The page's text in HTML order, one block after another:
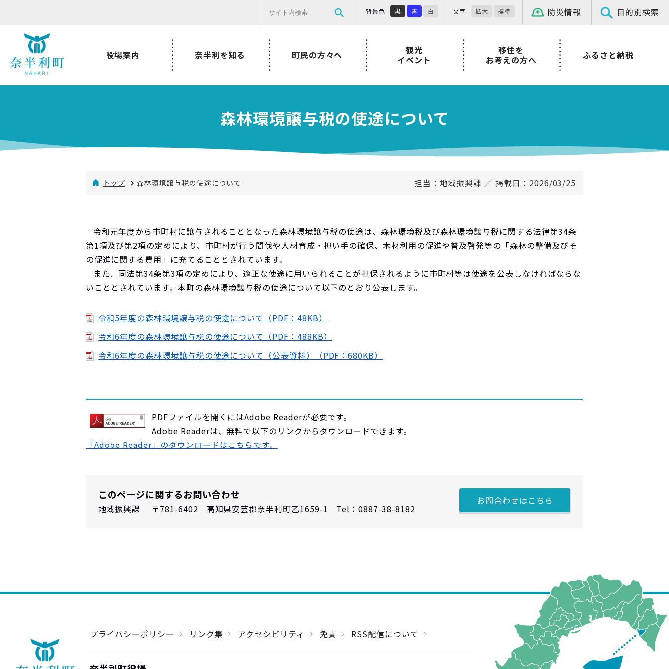
背景色 黒 青 白 文字 拡大 標準 防災情報 目的別検索
役場案内 奈半利を知る 町民の方々へ
観光
イベント
移住を
お考えの方へ
ふるさと納税
森林環境譲与税の使途について
トップ 森林環境譲与税の使途について 担当：地域振興課 ／ 掲載日：2026/03/25
令和元年度から市町村に譲与されることとなった森林環境譲与税の使途は、森林環境税及び森林環境譲与税に関する法律第34条
第1項及び第2項の定めにより、市町村が行う間伐や人材育成・担い手の確保、木材利用の促進や普及啓発等の「森林の整備及びそ
の促進に関する費用」に充てることとされています。
また、同法第34条第3項の定めにより、適正な使途に用いられることが担保されるように市町村等は使途を公表しなければならな
いこととされています。本町の森林環境譲与税の使途について以下のとおり公表します。
令和5年度の森林環境譲与税の使途について（PDF：48KB）
令和6年度の森林環境譲与税の使途について（PDF：488KB）
令和6年度の森林環境譲与税の使途について（公表資料）（PDF：680KB）
PDFファイルを開くにはAdobe Readerが必要です。
Adobe Readerは、無料で以下のリンクからダウンロードできます。
「Adobe Reader」のダウンロードはこちらです。
このページに関するお問い合わせ
地域振興課 〒781-6402 高知県安芸郡奈半利町乙1659-1 Tel：0887-38-8182
お問合わせはこちら
プライバシーポリシー リンク集 アクセシビリティ 免責 RSS配信について